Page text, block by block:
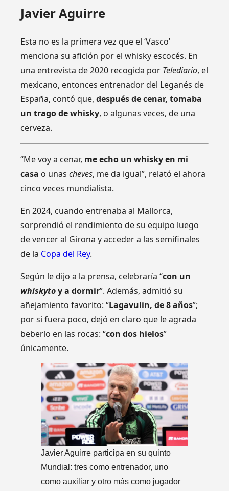
Javier Aguirre
Esta no es la primera vez que el ‘Vasco’
menciona su afición por el whisky escocés. En
una entrevista de 2020 recogida por Telediario, el
mexicano, entonces entrenador del Leganés de
España, contó que,después de cenar, tomaba
un trago de whisky, o algunas veces, de una
cerveza.
“Me voy a cenar, me echo un whisky en mi
casa o unascheves, me da igual”, relató el ahora
cinco veces mundialista.
En 2024, cuando entrenaba al Mallorca,
sorprendió el rendimiento de su equipo luego
de vencer al Girona y acceder a las semifinales
de la Copa del Rey.
Según le dijo a la prensa, celebraría “con un
whiskytoy a dormir”. Además, admitió su
añejamiento favorito: “Lagavulin, de 8 años”;
por si fuera poco, dejó en claro que le agrada
beberlo en las rocas: “con dos hielos”
únicamente.
Javier Aguirre participa en su quinto
Mundial: tres como entrenador, uno
como auxiliar y otro más como jugador